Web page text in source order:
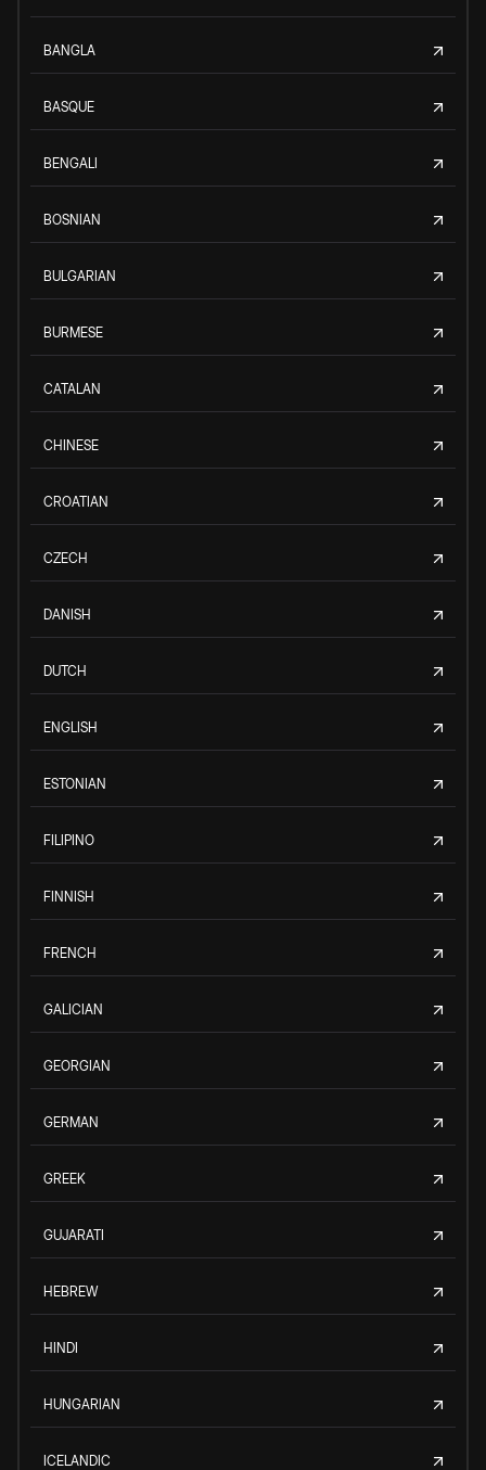
BANGLA
BASQUE
BENGALI
BOSNIAN
BULGARIAN
BURMESE
CATALAN
CHINESE
CROATIAN
CZECH
DANISH
DUTCH
ENGLISH
ESTONIAN
FILIPINO
FINNISH
FRENCH
GALICIAN
GEORGIAN
GERMAN
GREEK
GUJARATI
HEBREW
HINDI
HUNGARIAN
ICELANDIC